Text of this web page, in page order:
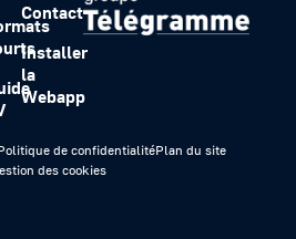
Contact
Installer
la
Webapp
de confidentialitéPlan du site
des cookies